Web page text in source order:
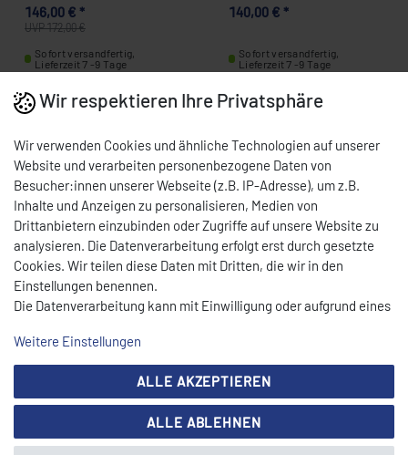
UVP 172,00 €
146,00 € *
Sofort versandfertig,
Lieferzeit 7 -9 Tage
140,00 € *
Sofort versandfertig,
Lieferzeit 7 -9 Tage
CEYLAN NETZGERÄT
NG 4 FÜR CEYLAN
(SERVO-SYSTEM) 0100-
CEYLAN HERAN 2
0301
130,00 € *
Sofort versandfertig,
Lieferzeit 7 -9 Tage
Wir respektieren Ihre Privatsphäre
Wir verwenden Cookies und ähnliche Technologien auf unserer
Website und verarbeiten personenbezogene Daten von
Besucher:innen unserer Webseite (z.B. IP-Adresse), um z.B.
Inhalte und Anzeigen zu personalisieren, Medien von
Drittanbietern einzubinden oder Zugriffe auf unsere Website zu
analysieren. Die Datenverarbeitung erfolgt erst durch gesetzte
Cookies. Wir teilen diese Daten mit Dritten, die wir in den
Einstellungen benennen.
Die Datenverarbeitung kann mit Einwilligung oder aufgrund eines
oder abgelehnt werden. Es besteht das Recht, nicht einzuwilligen
und die Einwilligung zu einem späteren Zeitpunkt zu ändern oder
zu widerrufen. Beachten Sie unserImpressum
Hinweise zur Verwendung personenbezogener Daten in unserer
Weitere Einstellungen
ALLE AKZEPTIEREN
ALLE ABLEHNEN